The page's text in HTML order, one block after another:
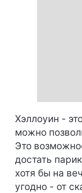
Хэллоуин -
можно
Это
достать
хотя бы на
угодно - от